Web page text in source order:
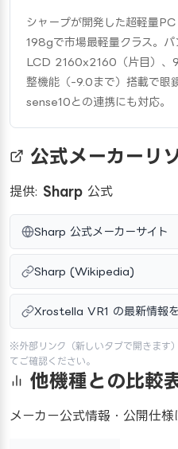
シャープが開発した超軽量
198gで市場最軽量クラス。
LCD 2160x2160（片目）、
整機能（-9.0まで）搭載で眼
sense10との連携にも対応。
公式メーカーリ
提供: Sharp 公式
Sharp 公式メーカーサイト
Sharp (Wikipedia)
Xrostella VR1 の最新情報
※外部リンク（新しいタブで開きます
てご確認ください。
他機種との比較
メーカー公式情報・公開仕